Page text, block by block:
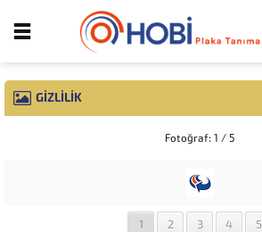
GIZLILIK
Fotoğraf: 1 / 5
1 2 3 4 5